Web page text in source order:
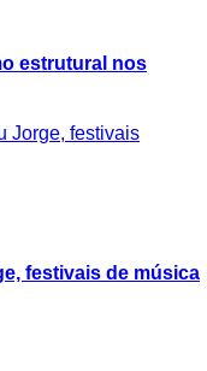
estrutural nos
festivais de música